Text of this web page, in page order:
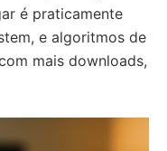
é praticamente
e algoritmos de
mais downloads,